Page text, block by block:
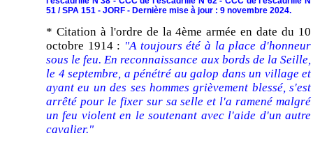
51 / SPA 151 - JORF - Dernière mise à jour : 9 novembre 2024.
* Citation à l'ordre de la 4ème armée en date du 10
octobre 1914 : "A toujours été à la place d'honneur
sous le feu. En reconnaissance aux bords de la Seille,
le 4 septembre, a pénétré au galop dans un village et
ayant eu un des ses hommes grièvement blessé, s'est
arrêté pour le fixer sur sa selle et l'a ramené malgré
un feu violent en le soutenant avec l'aide d'un autre
cavalier."